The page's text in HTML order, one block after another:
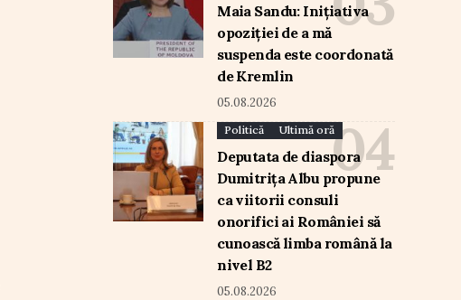
Maia Sandu: Inițiativa
opoziției de a mă
suspenda este coordonată
de Kremlin
05.08.2026
Politică Ultimă oră
Deputata de diaspora
Dumitrița Albu propune
ca viitorii consuli
onorifici ai României să
cunoască limba română la
nivel B2
05.08.2026